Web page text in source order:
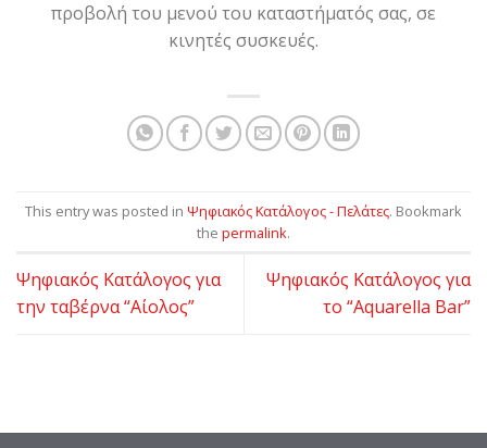
προβολή του μενού του καταστήματός σας, σε
κινητές συσκευές.
This entry was posted in Ψηφιακός Κατάλογος - Πελάτες. Bookmark
the permalink.
Ψηφιακός Κατάλογος για
την ταβέρνα “Αίολος”
Ψηφιακός Κατάλογος για
το “Aquarella Bar”